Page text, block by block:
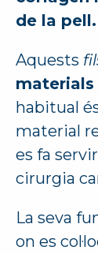
de la pell.
Aquests
habitual
material
es fa
cirurgia
La seva
on es